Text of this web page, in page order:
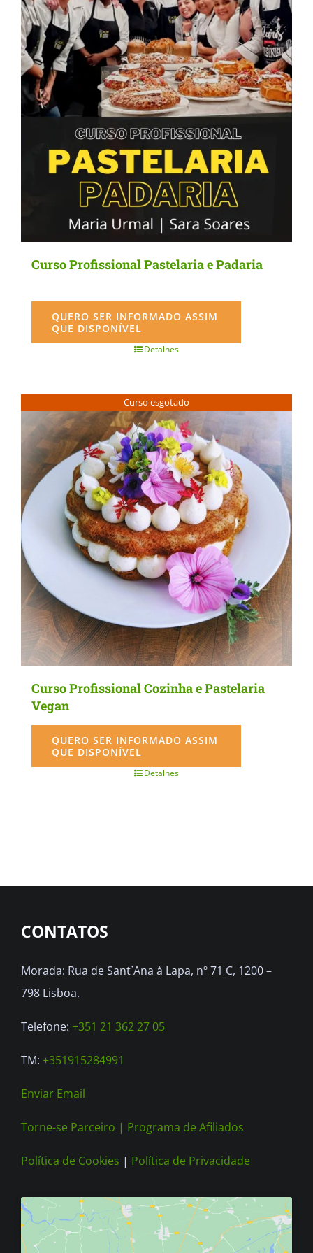
Curso Profissional Pastelaria e Padaria
QUERO SER INFORMADO ASSIM
QUE DISPONÍVEL
Detalhes
Curso esgotado
Curso Profissional Cozinha e Pastelaria
Vegan
QUERO SER INFORMADO ASSIM
QUE DISPONÍVEL
Detalhes
CONTATOS
Morada: Rua de Sant`Ana à Lapa, nº 71 C, 1200 –
798 Lisboa.
Telefone: +351 21 362 27 05
TM: +351915284991
Enviar Email
Torne-se Parceiro | Programa de Afiliados
Política de Cookies | Política de Privacidade